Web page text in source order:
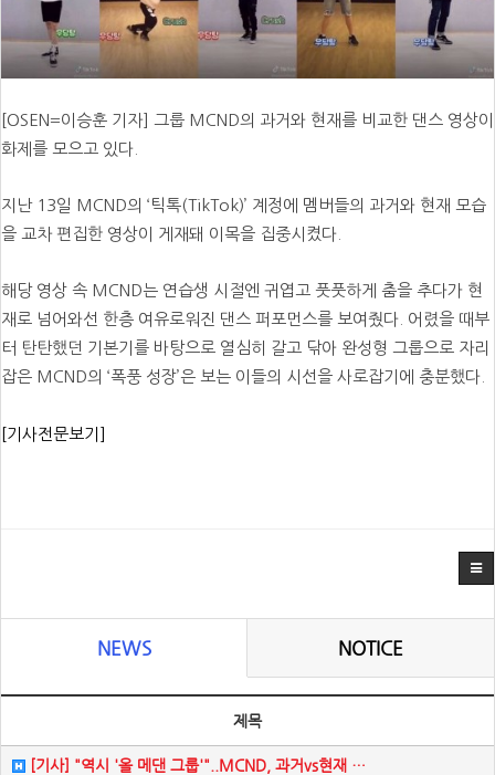
[OSEN=이승훈 기자] 그룹 MCND의 과거와 현재를 비교한 댄스 영상이
화제를 모으고 있다.
지난 13일 MCND의 ‘틱톡(TikTok)’ 계정에 멤버들의 과거와 현재 모습
을 교차 편집한 영상이 게재돼 이목을 집중시켰다.
해당 영상 속 MCND는 연습생 시절엔 귀엽고 풋풋하게 춤을 추다가 현
재로 넘어와선 한층 여유로워진 댄스 퍼포먼스를 보여줬다. 어렸을 때부
터 탄탄했던 기본기를 바탕으로 열심히 갈고 닦아 완성형 그룹으로 자리
잡은 MCND의 ‘폭풍 성장’은 보는 이들의 시선을 사로잡기에 충분했다.
[기사전문보기]
NEWS NOTICE
제목
[기사] "역시 '올 메댄 그룹'"..MCND, 과거vs현재 …